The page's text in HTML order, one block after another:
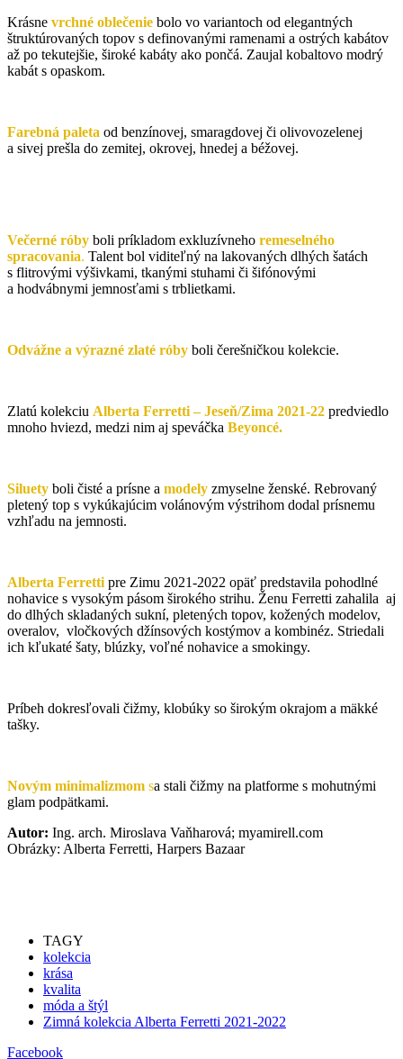
Krásne vrchné oblečenie bolo vo variantoch od elegantných
štruktúrovaných topov s definovanými ramenami a ostrých kabátov
až po tekutejšie, široké kabáty ako pončá. Zaujal kobaltovo modrý
kabát s opaskom.
Farebná paleta od benzínovej, smaragdovej či olivovozelenej
a sivej prešla do zemitej, okrovej, hnedej a béžovej.
Večerné róby boli príkladom exkluzívneho remeselného
spracovania. Talent bol viditeľný na lakovaných dlhých šatách
s flitrovými výšivkami, tkanými stuhami či šifónovými
a hodvábnymi jemnosťami s trblietkami.
Odvážne a výrazné zlaté róby boli čerešničkou kolekcie.
Zlatú kolekciu Alberta Ferretti – Jeseň/Zima 2021-22 predviedlo
mnoho hviezd, medzi nim aj speváčka Beyoncé.
Siluety boli čisté a prísne a modely zmyselne ženské. Rebrovaný
pletený top s vykúkajúcim volánovým výstrihom dodal prísnemu
vzhľadu na jemnosti.
Alberta Ferretti pre Zimu 2021-2022 opäť predstavila pohodlné
nohavice s vysokým pásom širokého strihu. Ženu Ferretti zahalila aj
do dlhých skladaných sukní, pletených topov, kožených modelov,
overalov, vločkových džínsových kostýmov a kombinéz. Striedali
ich kľukaté šaty, blúzky, voľné nohavice a smokingy.
Príbeh dokresľovali čižmy, klobúky so širokým okrajom a mäkké
tašky.
Novým minimalizmom sa stali čižmy na platforme s mohutnými
glam podpätkami.
Autor: Ing. arch. Miroslava Vaňharová; myamirell.com
Obrázky: Alberta Ferretti, Harpers Bazaar
TAGY
kolekcia
krása
kvalita
móda a štýl
Zimná kolekcia Alberta Ferretti 2021-2022
Facebook